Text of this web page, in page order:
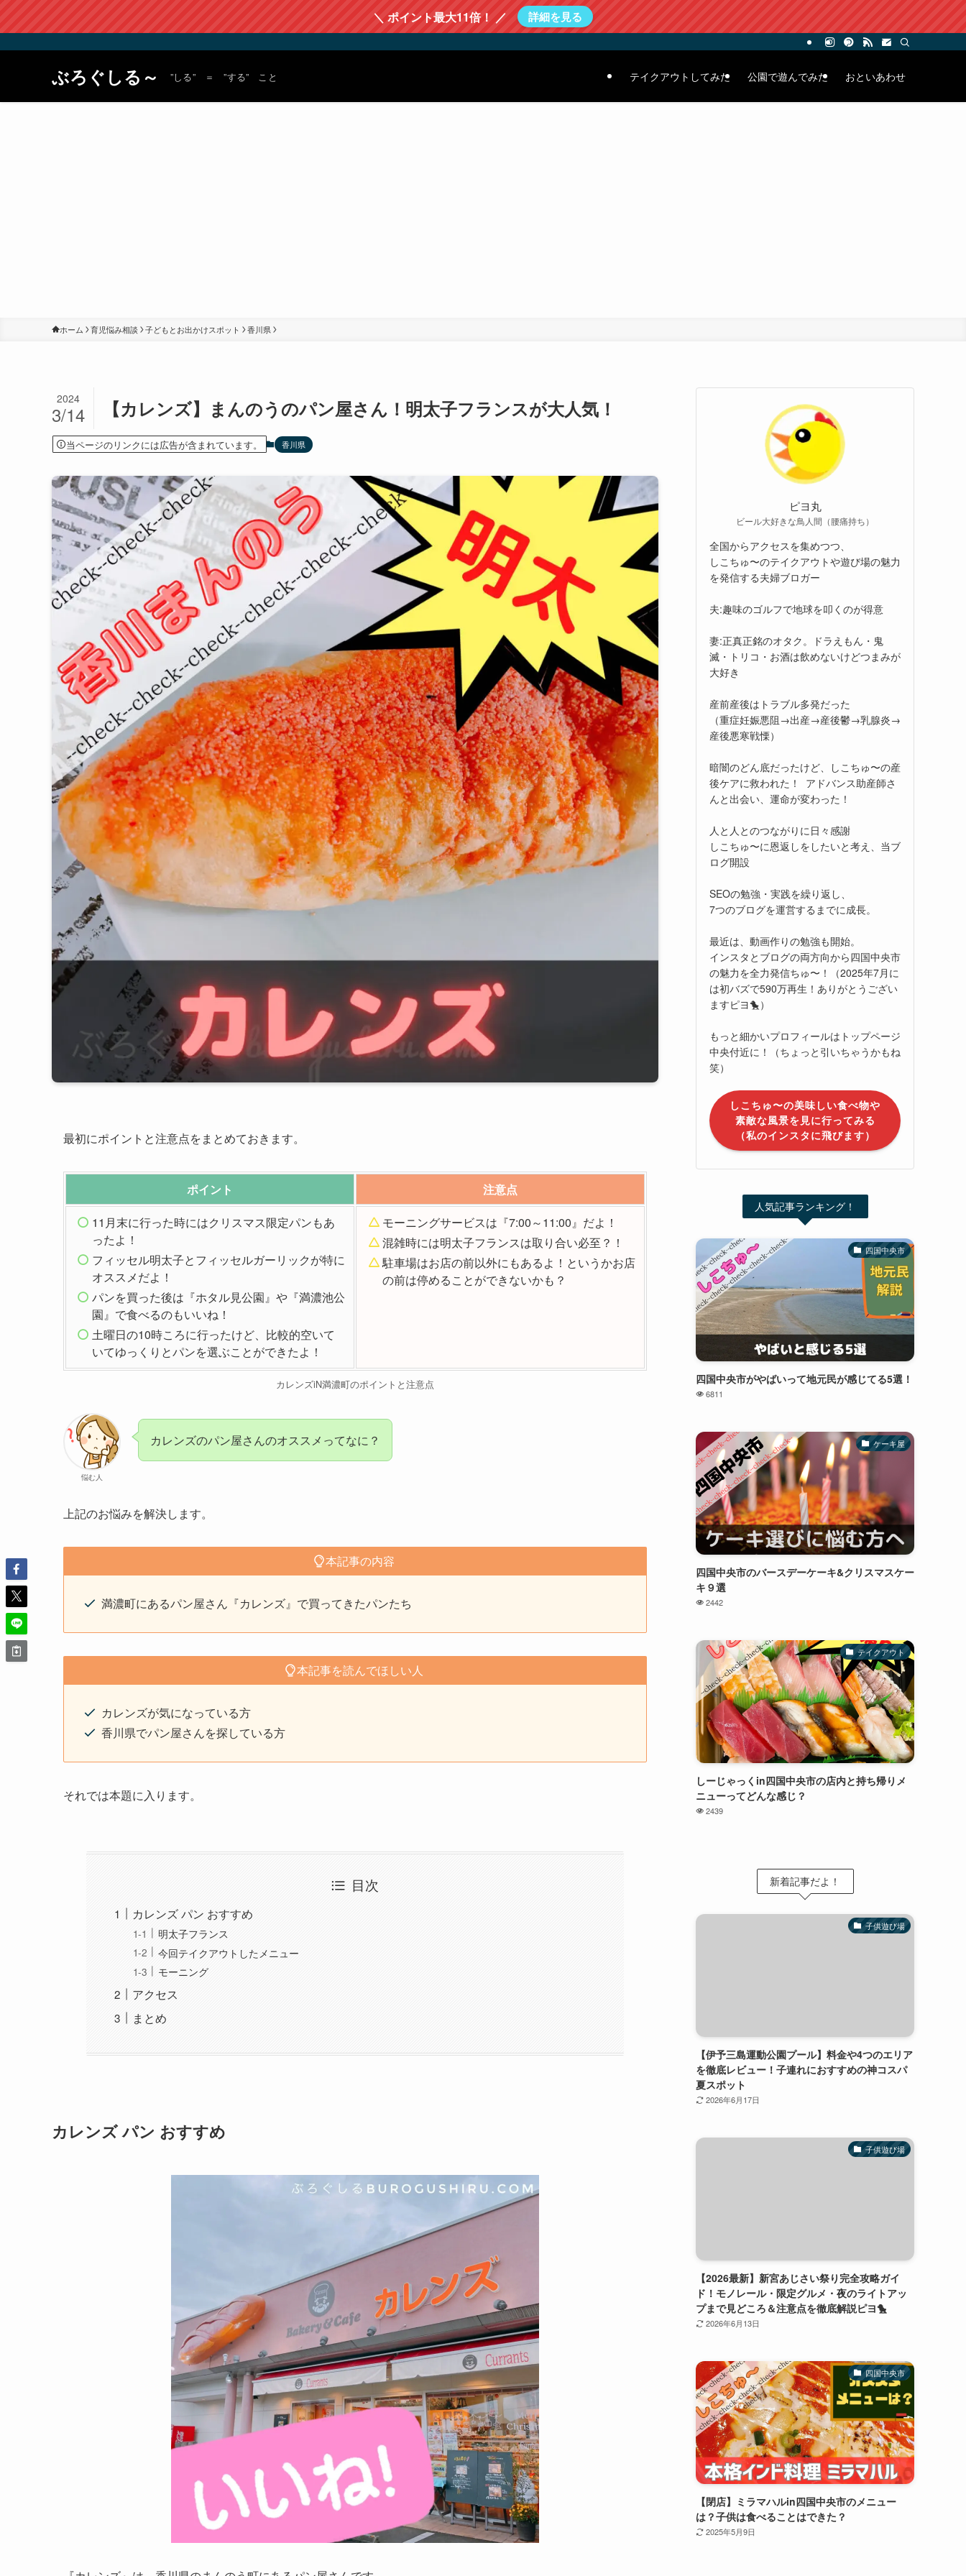
＼ ポイント最大11倍！ ／ 詳細を見る
ぶろぐしる～ ”しる” ＝ ”する” こと テイクアウトしてみた 公園で遊んでみた おといあわせ
ホーム 育児悩み相談 子どもとお出かけスポット 香川県
【カレンズ】まんのうのパン屋さん！明太子フランスが大人気！
2024
3/14
当ページのリンクには広告が含まれています。 香川県
最初にポイントと注意点をまとめておきます。
ポイント
注意点
11月末に行った時にはクリスマス限定パンもあ
ったよ！
フィッセル明太子とフィッセルガーリックが特に
オススメだよ！
パンを買った後は『ホタル見公園』や『満濃池公
園』で食べるのもいいね！
土曜日の10時ころに行ったけど、比較的空いて
いてゆっくりとパンを選ぶことができたよ！
モーニングサービスは『7:00～11:00』だよ！
混雑時には明太子フランスは取り合い必至？！
駐車場はお店の前以外にもあるよ！というかお店
の前は停めることができないかも？
カレンズiN満濃町のポイントと注意点
悩む人
カレンズのパン屋さんのオススメってなに？
上記のお悩みを解決します。
本記事の内容
満濃町にあるパン屋さん『カレンズ』で買ってきたパンたち
本記事を読んでほしい人
カレンズが気になっている方
香川県でパン屋さんを探している方
それでは本題に入ります。
目次
カレンズ パン おすすめ
明太子フランス
今回テイクアウトしたメニュー
モーニング
アクセス
まとめ
カレンズ パン おすすめ
ピヨ丸
ビール大好きな鳥人間（腰痛持ち）
全国からアクセスを集めつつ、
しこちゅ〜のテイクアウトや遊び場の魅力
を発信する夫婦ブロガー
夫:趣味のゴルフで地球を叩くのが得意
妻:正真正銘のオタク。ドラえもん・鬼
滅・トリコ・お酒は飲めないけどつまみが
大好き
産前産後はトラブル多発だった
（重症妊娠悪阻→出産→産後鬱→乳腺炎→
産後悪寒戦慄）
暗闇のどん底だったけど、しこちゅ〜の産
後ケアに救われた！ アドバンス助産師さ
んと出会い、運命が変わった！
人と人とのつながりに日々感謝
しこちゅ〜に恩返しをしたいと考え、当ブ
ログ開設
SEOの勉強・実践を繰り返し、
7つのブログを運営するまでに成長。
最近は、動画作りの勉強も開始。
インスタとブログの両方向から四国中央市
の魅力を全力発信ちゅ〜！（2025年7月に
は初バズで590万再生！ありがとうござい
ますピヨ🐤）
もっと細かいプロフィールはトップページ
中央付近に！（ちょっと引いちゃうかもね
笑）
しこちゅ〜の美味しい食べ物や
素敵な風景を見に行ってみる
（私のインスタに飛びます）
人気記事ランキング！
四国中央市
四国中央市がやばいって地元民が感じてる5選！
6811
ケーキ屋
四国中央市のバースデーケーキ&クリスマスケー
キ９選
2442
テイクアウト
しーじゃっくin四国中央市の店内と持ち帰りメ
ニューってどんな感じ？
2439
新着記事だよ！
子供遊び場
【伊予三島運動公園プール】料金や4つのエリア
を徹底レビュー！子連れにおすすめの神コスパ
夏スポット
2026年6月17日
子供遊び場
【2026最新】新宮あじさい祭り完全攻略ガイ
ド！モノレール・限定グルメ・夜のライトアッ
プまで見どころ＆注意点を徹底解説ピヨ🐤
2026年6月13日
四国中央市
【閉店】ミラマハルin四国中央市のメニュー
は？子供は食べることはできた？
2025年5月9日